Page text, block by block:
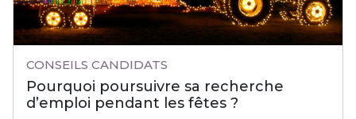
CONSEILS CANDIDATS
Pourquoi poursuivre sa recherche
d’emploi pendant les fêtes ?